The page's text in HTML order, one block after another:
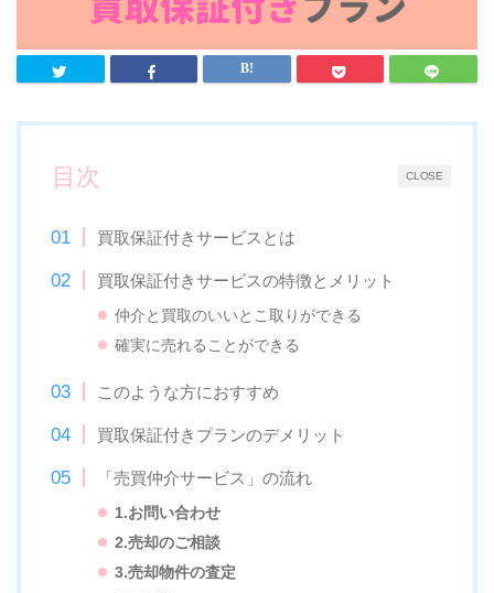
CLOSE
目次
買取保証付きサービスとは
買取保証付きサービスの特徴とメリット
仲介と買取のいいとこ取りができる
確実に売れることができる
このような方におすすめ
買取保証付きプランのデメリット
「売買仲介サービス」の流れ
1.お問い合わせ
2.売却のご相談
3.売却物件の査定